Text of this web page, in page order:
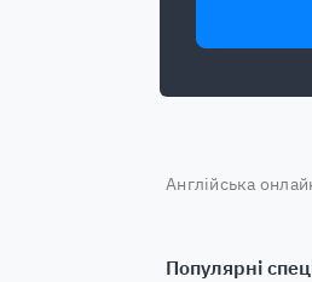
Англійська
Популярні